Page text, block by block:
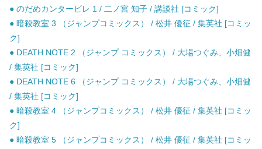
● のだめカンタービレ 1 / 二ノ宮 知子 / 講談社 [コミック]
● 暗殺教室 3 （ジャンプコミックス） / 松井 優征 / 集英社 [コミッ
ク]
● DEATH NOTE 2 （ジャンプ コミックス） / 大場つぐみ、小畑健
/ 集英社 [コミック]
● DEATH NOTE 6 （ジャンプ コミックス） / 大場つぐみ、小畑健
/ 集英社 [コミック]
● 暗殺教室 4 （ジャンプコミックス） / 松井 優征 / 集英社 [コミッ
ク]
● 暗殺教室 5 （ジャンプコミックス） / 松井 優征 / 集英社 [コミッ